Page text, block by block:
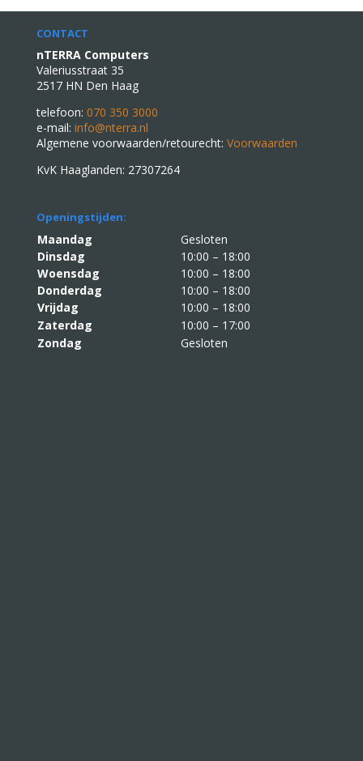
CONTACT
nTERRA Computers
Valeriusstraat 35
2517 HN Den Haag
telefoon: 070 350 3000
e-mail: info@nterra.nl
Algemene voorwaarden/retourecht: Voorwaarden
KvK Haaglanden: 27307264
Openingstijden:
Maandag
Gesloten
Dinsdag
10:00 – 18:00
Woensdag
10:00 – 18:00
Donderdag
10:00 – 18:00
Vrijdag
10:00 – 18:00
Zaterdag
10:00 – 17:00
Zondag
Gesloten